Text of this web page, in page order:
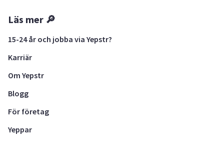
Läs mer 🔎
15-24 år och jobba via Yepstr?
Karriär
Om Yepstr
Blogg
För företag
Yeppar